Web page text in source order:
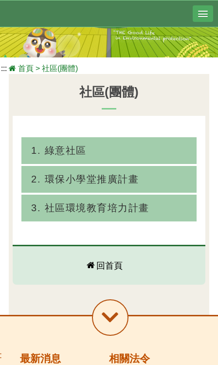
::: 首頁> 社區(團體)
社區(團體)
1. 綠意社區
2. 環保小學堂推廣計畫
3. 社區環境教育培力計畫
回首頁
最新消息 相關法令